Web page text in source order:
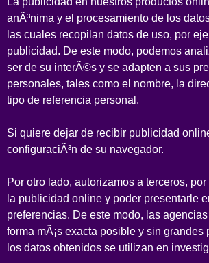
anÃ³nima y el procesamiento de los
las cuales recopilan datos de uso, por
publicidad. De este modo, podemos
ser de su interÃ©s y se adapten a sus
personales, tales como el nombre, la
tipo de referencia personal.
Si quiere dejar de recibir publicidad
configuraciÃ³n de su navegador.
Por otro lado, autorizamos a terceros,
la publicidad online y poder presentarle
preferencias. De este modo, las
forma mÃ¡s exacta posible y sin
los datos obtenidos se utilizan en